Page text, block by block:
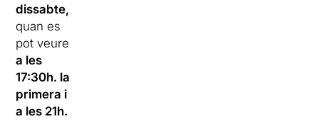
dissabte,
quan es
pot veure
a les
17:30h. la
primera i
a les 21h.